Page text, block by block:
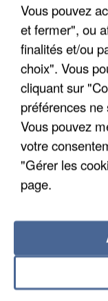
L’UN DES
MAFIA
Vous pouvez
et fermer", ou
finalités et/ou
choix". Vous
cliquant sur
préférences
Vous pouvez
votre
"Gérer les
page.